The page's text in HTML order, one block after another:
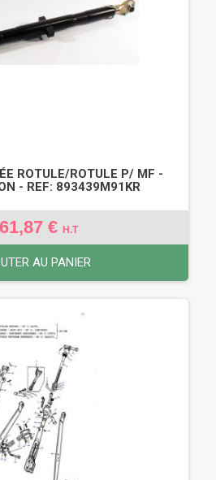
ROTULE/ROTULE P/ MF -
- REF: 893439M91KR
61,87 € H.T
AU PANIER